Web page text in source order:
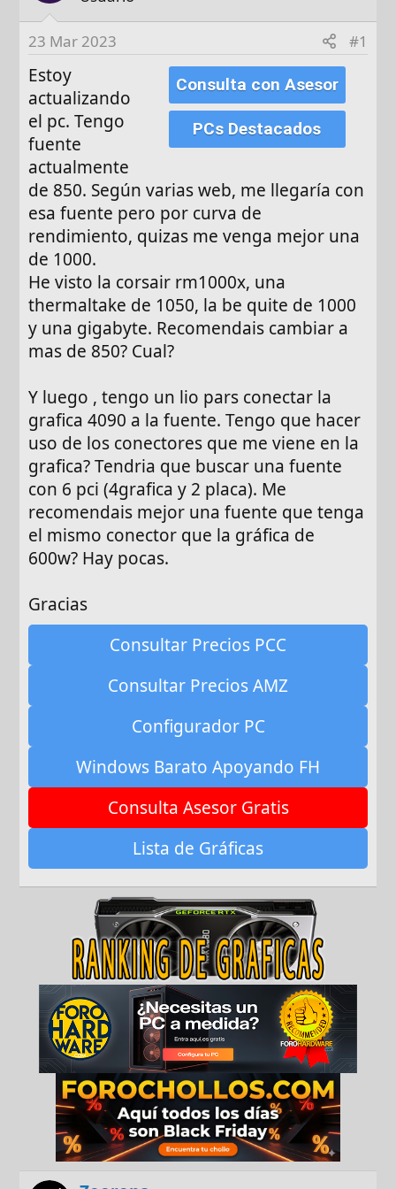
r
e
n
o
23 Mar 2023 #1
Consulta con Asesor
PCs Destacados
Estoy
actualizando
el pc. Tengo
fuente
actualmente
de 850. Según varias web, me llegaría con
esa fuente pero por curva de
rendimiento, quizas me venga mejor una
de 1000.
He visto la corsair rm1000x, una
thermaltake de 1050, la be quite de 1000
y una gigabyte. Recomendais cambiar a
mas de 850? Cual?
Y luego , tengo un lio pars conectar la
grafica 4090 a la fuente. Tengo que hacer
uso de los conectores que me viene en la
grafica? Tendria que buscar una fuente
con 6 pci (4grafica y 2 placa). Me
recomendais mejor una fuente que tenga
el mismo conector que la gráfica de
600w? Hay pocas.
Gracias
Consultar Precios PCC
Consultar Precios AMZ
Configurador PC
Windows Barato Apoyando FH
Consulta Asesor Gratis
Lista de Gráficas